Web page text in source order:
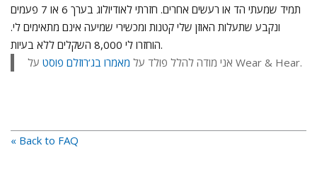
תמיד שמעתי הד או רעשים אחרים. חזרתי לאודיולוג בערך 6 או 7 פעמים
ונקבע שתעלות האוזן שלי קטנות ומכשירי שמיעה אינם מתאימים לי.
הוחזרו לי 8,000 השקלים ללא בעיות.
אני מודה להלל פולד על מאמרו בג’רוזלם פוסט על Wear & Hear.
« Back to FAQ